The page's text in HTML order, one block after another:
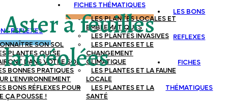
REFLEXES
SON SOL
PLANTES QUI SE
DANS VOTRE SOL
BONNES PRATIQUES
L’ENVIRONNEMENT
BONS RÉFLEXES POUR
ÇA POUSSE !
FICHES THÉMATIQUES
LES PLANTES LOCALES ET
EMBLEMATIQUES
LES PLANTES INVASIVES
LES PLANTES ET LE
CHANGEMENT
CLIMATIQUE
LES PLANTES ET LA FAUNE
LOCALE
LES PLANTES ET LA
SANTÉ
LES BONS
REFLEXES
FICHES
THÉMATIQUES
Aster à feuilles
lancéolées